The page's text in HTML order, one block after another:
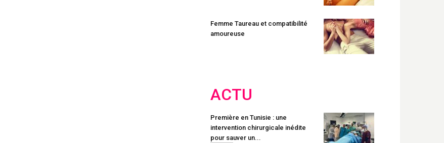
Femme Taureau et compatibilité
amoureuse
ACTU
Première en Tunisie : une
intervention chirurgicale inédite
pour sauver un...